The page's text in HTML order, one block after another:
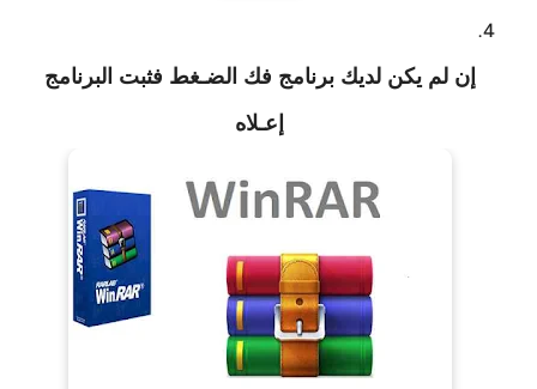
إن لم يكن لديك برنامج فك الضـغط فثبت البرنامج
إعـلاه